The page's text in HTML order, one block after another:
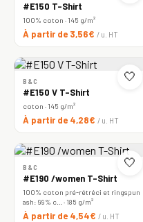
#E150 T-Shirt
100% coton · 145 g/m²
À partir de 3,56€ / u. HT
🤍
B&C
#E150 V T-Shirt
coton · 145 g/m²
À partir de 4,28€ / u. HT
🤍
B&C
#E190 /women T-Shirt
100% coton pré-rétréci et ringspun
ash: 99% c… · 185 g/m²
À partir de 4,54€ / u. HT